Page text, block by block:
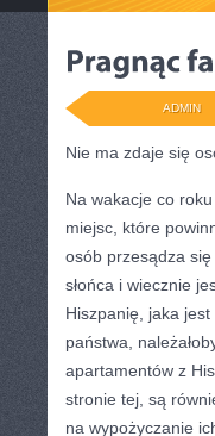
ADMIN
Nie ma zdaje się
Na wakacje co
miejsc, które
osób przesądza
słońca i wiecznie
Hiszpanię, jaka
państwa,
apartamentów z
stronie tej, są
na wypożyczanie